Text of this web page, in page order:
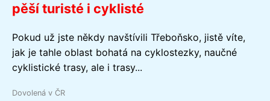
pěší turisté i cyklisté
Pokud už jste někdy navštívili Třeboňsko, jistě víte,
jak je tahle oblast bohatá na cyklostezky, naučné
cyklistické trasy, ale i trasy...
Dovolená v ČR